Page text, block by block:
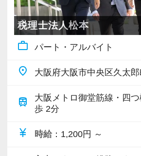
7〜8割のお客様はすでにペーパ
クラウド会計ソフトの導入も積
おり、新規のお客様は基本的に
のお客様も約7割がクラウドを
クラウド会計ソフトfreeeの5つ
ザーでもあり、スタッフにはア
「会計freee エキスパート」「
キスパート」の取得を推奨（受
現在いるスタッフは全員「会計
税理士法人松本
work_outline パート・アルバイト
place 大阪府大阪市中央区久太
train
大阪メトロ御堂筋線・四
歩 2分
currency_yen 時給 ：1,200円 ～